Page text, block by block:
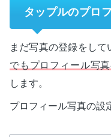
タップルのプロ
まだ写真の登録をし
でもプロフィール写
します。
プロフィール写真の設